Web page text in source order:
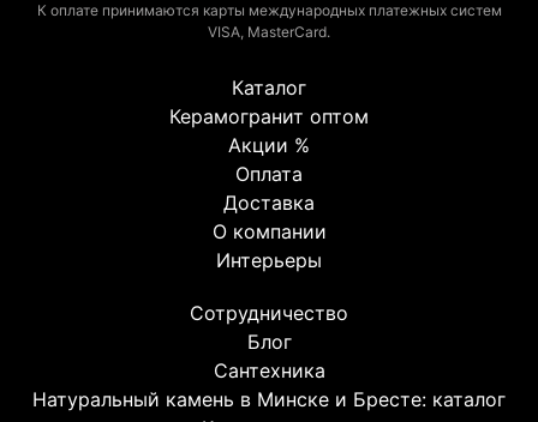
К оплате принимаются карты международных платежных систем
VISA, MasterCard.
Каталог
Керамогранит оптом
Акции %
Оплата
Доставка
О компании
Интерьеры
Сотрудничество
Блог
Сантехника
Натуральный камень в Минске и Бресте: каталог